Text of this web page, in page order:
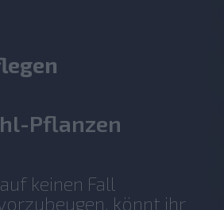
Pflanzen
keinen Fall
könnt ihr